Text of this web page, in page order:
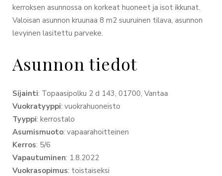
kerroksen asunnossa on korkeat huoneet ja isot ikkunat.
Valoisan asunnon kruunaa 8 m2 suuruinen tilava, asunnon
levyinen lasitettu parveke.
Asunnon tiedot
Sijainti: Topaasipolku 2 d 143, 01700, Vantaa
Vuokratyyppi: vuokrahuoneisto
Tyyppi: kerrostalo
Asumismuoto: vapaarahoitteinen
Kerros: 5/6
Vapautuminen: 1.8.2022
Vuokrasopimus: toistaiseksi